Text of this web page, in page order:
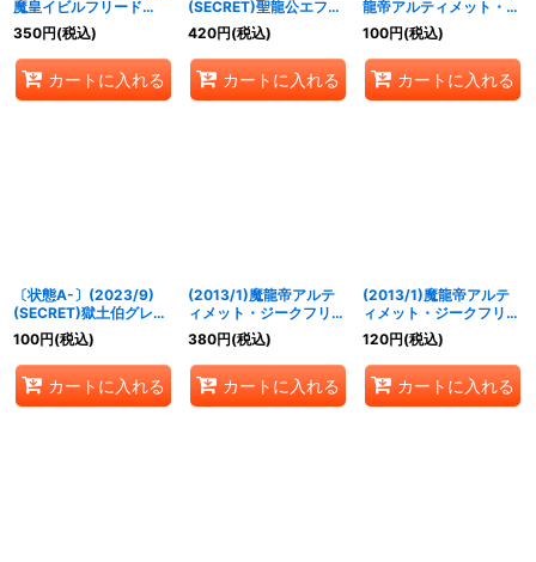
魔皇イビルフリード
【X】{SD36-X01}
《赤》
350円(税込)
カートに入れる
(SECRET)聖龍公エファ
メラ・ティルノーグ
【M-SEC】{BS65-
057}《黄》
420円(税込)
カートに入れる
龍帝アルティメット・ジ
ークフリード(白)【X】
{CP14-X02D}《白》
100円(税込)
カートに入れる
〔状態A-〕(2023/9)
(SECRET)獄土伯グレ
イ・チュード【C-
SEC】{SD65-002}
《紫》
100円(税込)
カートに入れる
(2013/1)魔龍帝アルテ
ィメット・ジークフリー
ド(黄)【X】{CP14-
X02T}《黄》
380円(税込)
カートに入れる
(2013/1)魔龍帝アルテ
ィメット・ジークフリー
ド(紫)【X】{CP14-
X02A}《紫》
120円(税込)
カートに入れる